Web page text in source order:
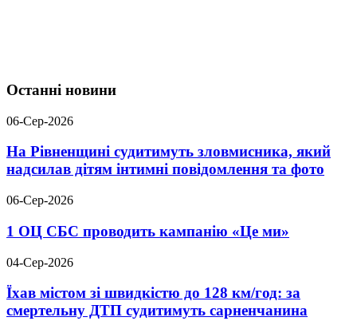
Останні новини
06-Сер-2026
На Рівненщині судитимуть зловмисника, який
надсилав дітям інтимні повідомлення та фото
06-Сер-2026
1 ОЦ СБС проводить кампанію «Це ми»
04-Сер-2026
Їхав містом зі швидкістю до 128 км/год: за
смертельну ДТП судитимуть сарненчанина